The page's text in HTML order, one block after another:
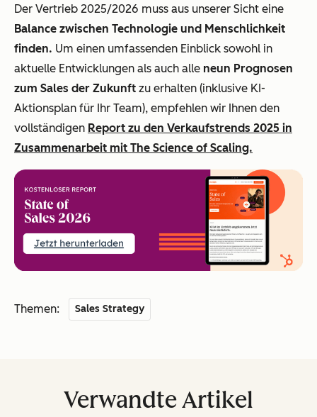
Der Vertrieb 2025/2026 muss aus unserer Sicht eine
Balance zwischen Technologie und Menschlichkeit
finden. Um einen umfassenden Einblick sowohl in
aktuelle Entwicklungen als auch alle neun Prognosen
zum Sales der Zukunft zu erhalten (inklusive KI-
Aktionsplan für Ihr Team), empfehlen wir Ihnen den
vollständigen Report zu den Verkaufstrends 2025 in
Zusammenarbeit mit The Science of Scaling.
Themen: Sales Strategy
Verwandte Artikel